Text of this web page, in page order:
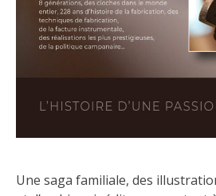
Une saga familiale, des